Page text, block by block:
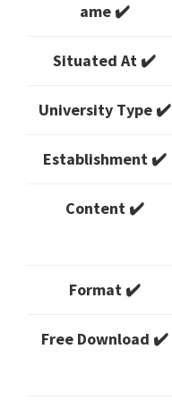
ame ✔️
Situated At ✔️
University Type ✔️
Establishment ✔️
Content ✔️
Format ✔️
Free Download ✔️